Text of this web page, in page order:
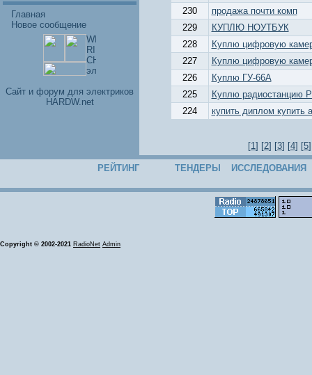
Главная
Новое сообщение
Cайт и форум для электриков
HARDW.net
230
продажа почти комп
229
КУПЛЮ НОУТБУК
228
Куплю цифровую
227
Куплю цифровую
226
Куплю ГУ-66А
225
Куплю радиостанцию
224
купить диплом купить
[1] [2] [3] [4] [5
РЕЙТИНГ ТЕНДЕРЫ ИССЛЕДОВАНИЯ
Copyright © 2002-2021 RadioNet Admin